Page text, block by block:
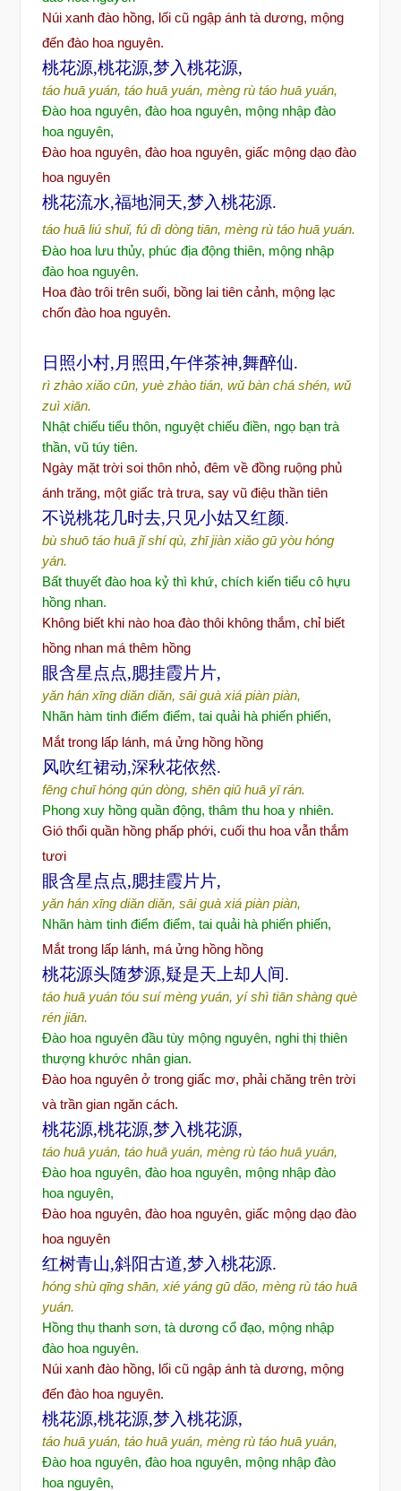
Núi xanh đào hồng, lối cũ ngập ánh tà dương, mộng
đến đào hoa nguyên.
桃花源,桃花源,梦入桃花源,
táo huā yuán, táo huā yuán, mèng rù táo huā yuán,
Đào hoa nguyên, đào hoa nguyên, mộng nhập đào
hoa nguyên,
Đào hoa nguyên, đào hoa nguyên, giấc mộng dạo đào
hoa nguyên
桃花流水,福地洞天,梦入桃花源.
táo huā liú shuǐ, fú dì dòng tiān, mèng rù táo huā yuán.
Đào hoa lưu thủy, phúc địa động thiên, mộng nhập
đào hoa nguyên.
Hoa đàotrôi trên suối, bồng lai tiên cảnh, mộng lạc
chốn đào hoa nguyên.
日照小村,月照田,午伴茶神,舞醉仙.
rì zhào xiǎo cūn, yuè zhào tián, wǔ bàn chá shén, wǔ
zuì xiān.
Nhật chiếu tiểu thôn, nguyệt chiếu điền, ngọ bạn trà
thần, vũtúy tiên.
Ngày mặt trời soi thôn nhỏ, đêm về đồng ruộng phủ
ánh trăng, một giấc trà trưa, say vũ điệu thần tiên
不说桃花几时去,只见小姑又红颜.
bù shuō táo huā jǐ shí qù, zhī jiàn xiǎo gū yòu hóng
yán.
Bất thuyết đào hoa kỷ thì khứ, chích kiến tiểu cô hựu
hồng nhan.
Không biết khi nào hoa đào thôi không thắm, chỉ biết
hồng nhan má thêm hồng
眼含星点点,腮挂霞片片,
yǎn hán xīng diǎn diǎn, sāi guà xiá piàn piàn,
Nhãn hàm tinh điểm điểm, tai quải hà phiến phiến,
Mắt trong lấp lánh, má ửng hồng hồng
风吹红裙动,深秋花依然.
fēng chuī hóng qún dòng, shēn qiū huā yī rán.
Phong xuy hồng quần động, thâm thu hoa y nhiên.
Gió thổi quần hồngphấp phới, cuối thu hoa vẫn thắm
tươi
眼含星点点,腮挂霞片片,
yǎn hán xīng diǎn diǎn, sāi guà xiá piàn piàn,
Nhãn hàm tinh điểm điểm, tai quải hà phiến phiến,
Mắt trong lấp lánh, má ửng hồng hồng
桃花源头随梦源,疑是天上却人间.
táo huā yuán tóu suí mèng yuán, yí shì tiān shàng què
rén jiān.
Đào hoa nguyên đầu tùy mộng nguyên, nghi thị thiên
thượng khước nhân gian.
Đào hoa nguyên ở trong giấc mơ, phải chăng trên trời
và trần gian ngăn cách.
桃花源,桃花源,梦入桃花源,
táo huā yuán, táo huā yuán, mèng rù táo huā yuán,
Đào hoa nguyên, đào hoa nguyên, mộng nhập đào
hoa nguyên,
Đào hoa nguyên, đào hoa nguyên, giấc mộng dạo đào
hoa nguyên
红树青山,斜阳古道,梦入桃花源.
hóng shù qīng shān, xié yáng gū dǎo, mèng rù táo huā
yuán.
Hồng thụ thanh sơn, tà dương cổ đạo, mộng nhập
đào hoa nguyên.
Núi xanh đào hồng, lối cũ ngập ánh tà dương, mộng
đến đào hoa nguyên.
桃花源,桃花源,梦入桃花源,
táo huā yuán, táo huā yuán, mèng rù táo huā yuán,
Đào hoa nguyên, đào hoa nguyên, mộng nhập đào
hoa nguyên,